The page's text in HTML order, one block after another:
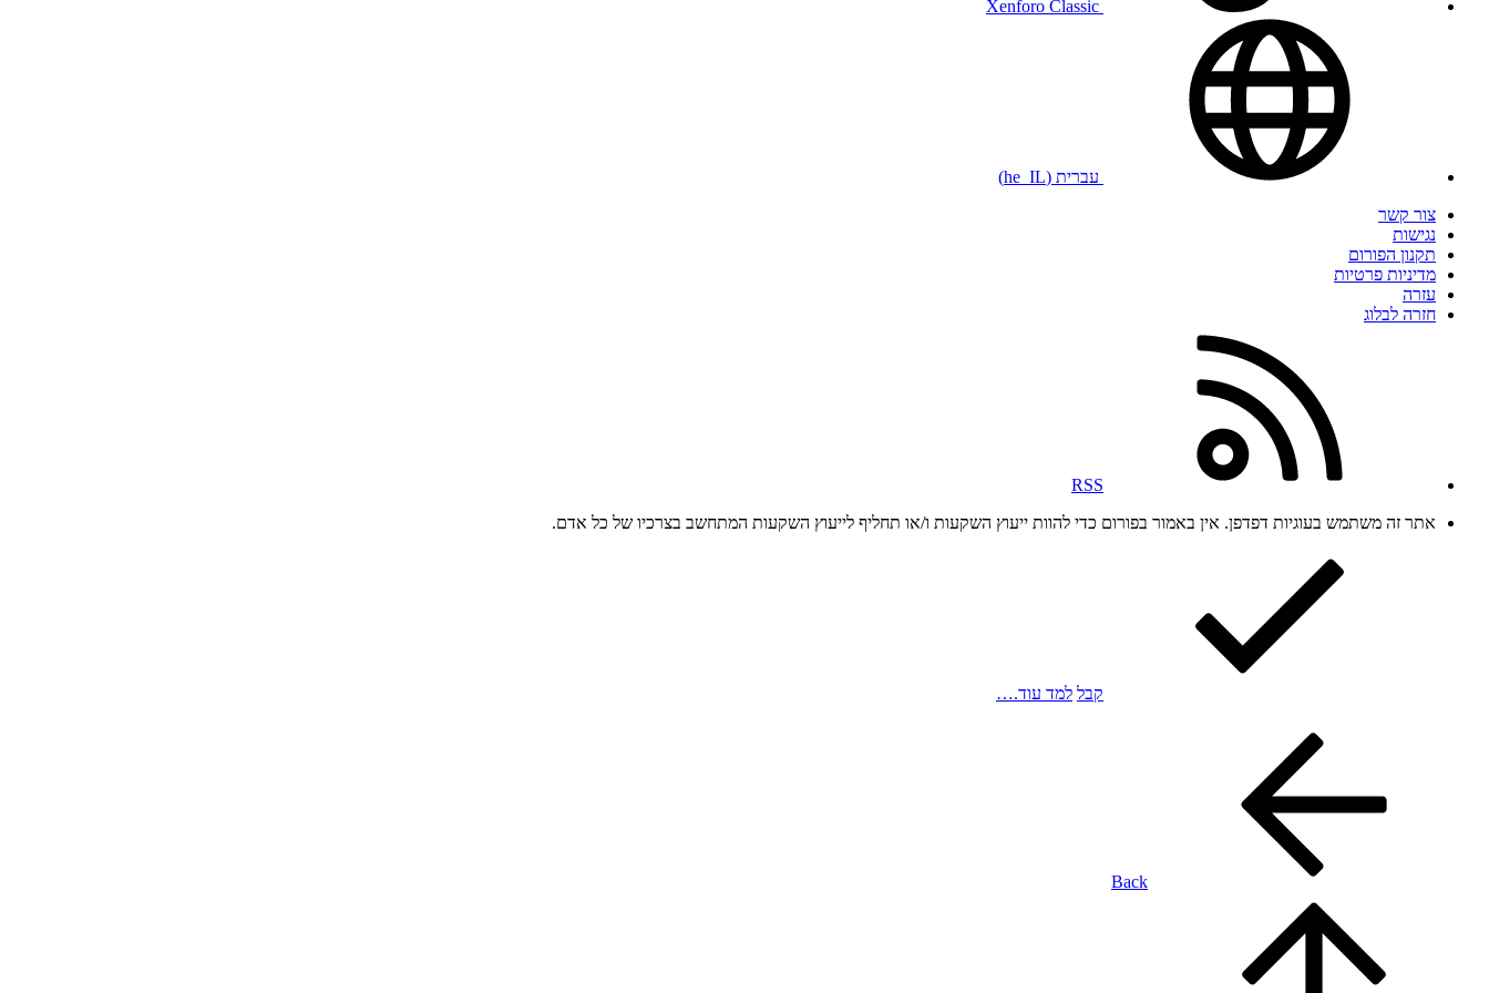
עברית (he_IL)
צור קשר
נגישות
תקנון הפורום
מדיניות פרטיות
עזרה
חזרה לבלוג
RSS
אתר זה משתמש בעוגיות דפדפן. אין באמור בפורום כדי להוות ייעוץ השקעות ו/או תחליף לייעוץ השקעות המתחשב בצרכיו של כל אדם.
קבל למד עוד.…
Back